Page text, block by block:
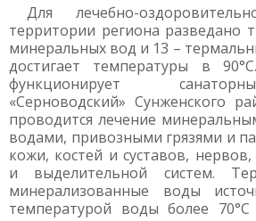
Для лечебно-
территории региона разведано
минеральных вод и 13 –
достигает температуры в
функционирует
«Серноводский» Сунженского
проводится лечение
водами, привозными грязями и
кожи, костей и суставов,
и выделительной систем.
минерализованные воды
температурой воды более 70°С